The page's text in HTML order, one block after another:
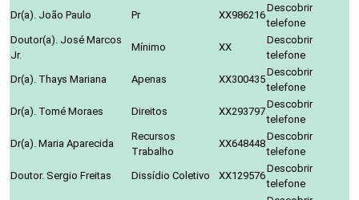
Dr(a). João Paulo
Pr XX986216
Descobrir
telefone
Doutor(a). José Marcos
Jr.
Mínimo XX
Descobrir
telefone
Dr(a). Thays Mariana
Apenas XX300435
Descobrir
telefone
Dr(a). Tomé Moraes
Direitos XX293797
Descobrir
telefone
Dr(a). Maria Aparecida
Recursos
Trabalho
XX648448
Descobrir
telefone
Doutor. Sergio Freitas
Dissídio Coletivo XX129576
Descobrir
telefone